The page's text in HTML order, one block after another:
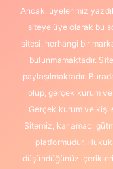
Ancak, üyelerimiz
siteye üye olarak bu
sitesi, herhangi bir
bulunmamaktadır.
paylaşılmaktadır.
olup, gerçek kurum ve
Gerçek kurum ve
Sitemiz, kar amacı
platformudur.
düşündüğünüz